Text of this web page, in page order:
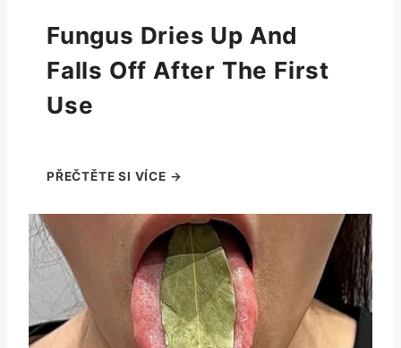
Fungus Dries Up And
Falls Off After The First
Use